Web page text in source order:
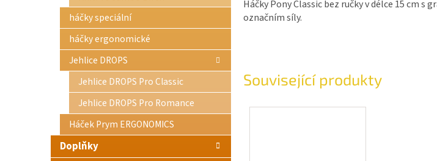
háčky speciální
háčky ergonomické
Jehlice DROPS
Jehlice DROPS Pro Classic
Jehlice DROPS Pro Romance
Háček Prym ERGONOMICS
Doplňky
Související produkty
Háčky Pony Classic bez ručky v délce 15 cm s
označním síly.